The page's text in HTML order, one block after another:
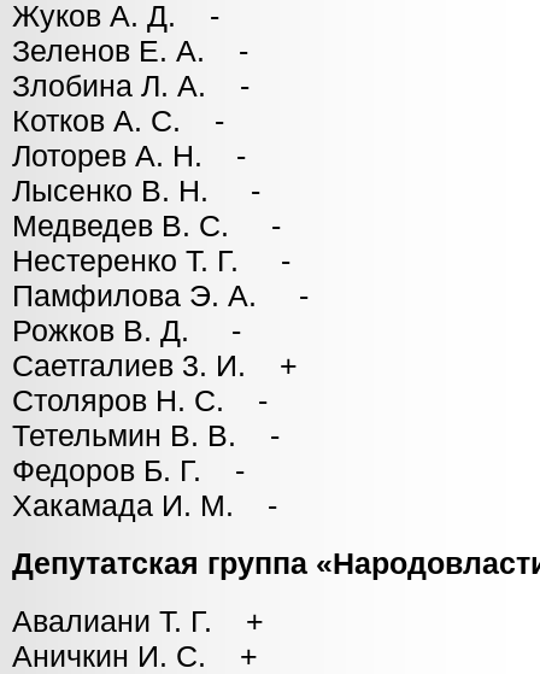
Жуков А. Д. -
Зеленов Е. А. -
Злобина Л. А. -
Котков А. С. -
Лоторев А. Н. -
Лысенко В. Н. -
Медведев В. С. -
Нестеренко Т. Г. -
Памфилова Э. А. -
Рожков В. Д. -
Саетгалиев 3. И. +
Столяров Н. С. -
Тетельмин В. В. -
Федоров Б. Г. -
Хакамада И. М. -
Депутатская группа
Авалиани Т. Г. +
Аничкин И. С. +